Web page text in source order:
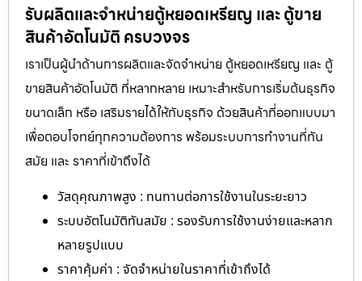
รับผลิตและจำหน่ายตู้หยอดเหรียญ และ ตู้ขาย
สินค้าอัตโนมัติ ครบวงจร
เราเป็นผู้นำด้านการผลิตและจัดจำหน่าย ตู้หยอดเหรียญ และ ตู้
ขายสินค้าอัตโนมัติ ที่หลากหลาย เหมาะสำหรับการเริ่มต้นธุรกิจ
ขนาดเล็ก หรือ เสริมรายได้ให้กับธุรกิจ ด้วยสินค้าที่ออกแบบมา
เพื่อตอบโจทย์ทุกความต้องการ พร้อมระบบการทำงานที่ทัน
สมัย และ ราคาที่เข้าถึงได้
วัสดุคุณภาพสูง : ทนทานต่อการใช้งานในระยะยาว
ระบบอัตโนมัติทันสมัย : รองรับการใช้งานง่ายและหลาก
หลายรูปแบบ
ราคาคุ้มค่า : จัดจำหน่ายในราคาที่เข้าถึงได้